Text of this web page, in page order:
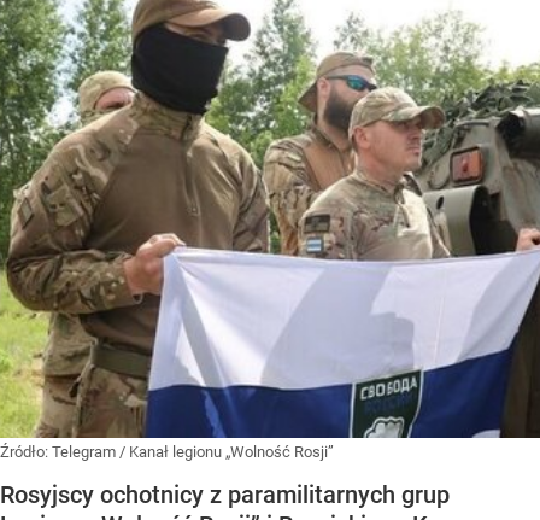
Źródło: Telegram / Kanał legionu „Wolność Rosji”
Rosyjscy ochotnicy z paramilitarnych grup